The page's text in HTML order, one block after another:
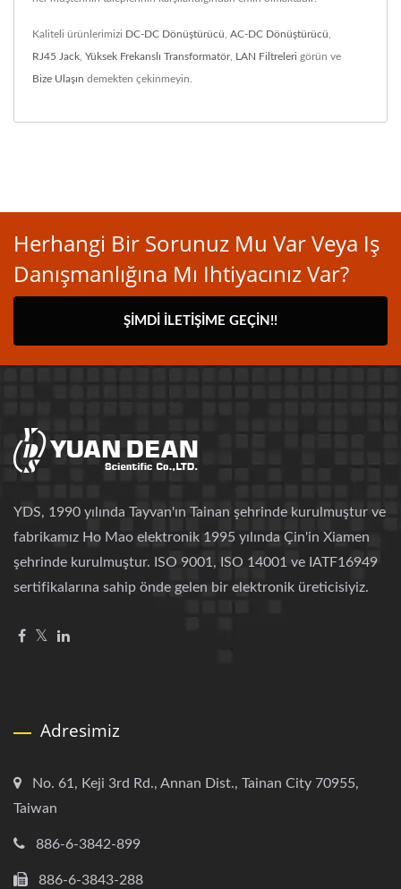
Kaliteli ürünlerimizi DC-DC Dönüştürücü AC-DC Dönüştürücü
RJ45 Jack Yüksek Frekanslı Transformatör, LAN Filtreleri görün ve
Bize Ulaşın demekten çekinmeyin.
Herhangi Bir Sorunuz Mu Var Veya Iş
Danışmanlığına Mı Ihtiyacınız Var?
ŞIMDI İLETIŞIME GEÇIN!!
YDS, 1990 yılında Tayvan'ın Tainan şehrinde kurulmuştur ve
fabrikamız Ho Mao elektronik 1995 yılında Çin'in Xiamen
şehrinde kurulmuştur. ISO 9001, ISO 14001 ve IATF16949
sertifikalarına sahip önde gelen bir elektronik üreticisiyiz.
Adresimiz
No. 61, Keji 3rd Rd., Annan Dist., Tainan City 70955,
Taiwan
886-6-3842-899
886-6-3843-288